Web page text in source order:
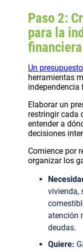
Paso 2:
para la
financiera
Un
herramientas
independencia
Elaborar un
restringir cada
entender a
decisiones
Comience por
organizar los
vivienda,
atención
deudas.
Quiere: